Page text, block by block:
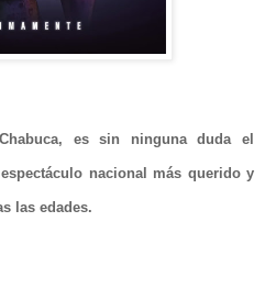
es sin ninguna duda el
nacional más querido y
las edades.